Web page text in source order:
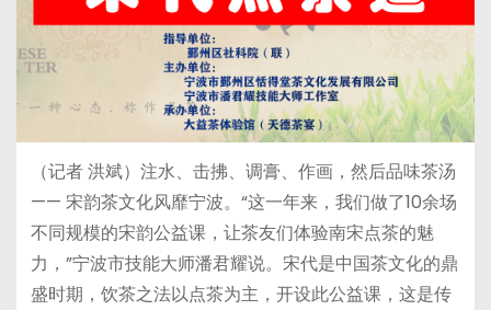
（记者 洪斌）注水、击拂、调膏、作画，然后品味茶汤
—— 宋韵茶文化风靡宁波。“这一年来，我们做了10余场
不同规模的宋韵公益课，让茶友们体验南宋点茶的魅
力，”宁波市技能大师潘君耀说。宋代是中国茶文化的鼎
盛时期，饮茶之法以点茶为主，开设此公益课，这是传